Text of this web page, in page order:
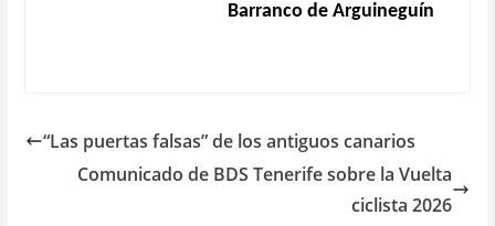
Barranco de Arguineguín
“Las puertas falsas” de los antiguos canarios
Comunicado de BDS Tenerife sobre la Vuelta
ciclista 2026